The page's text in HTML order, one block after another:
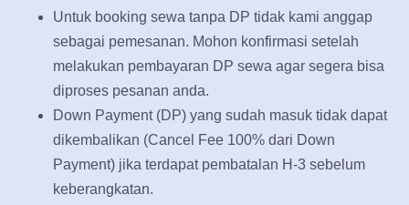
Untuk booking sewa tanpa DP tidak kami anggap
sebagai pemesanan. Mohon konfirmasi setelah
melakukan pembayaran DP sewa agar segera bisa
diproses pesanan anda.
Down Payment (DP) yang sudah masuk tidak dapat
dikembalikan (Cancel Fee 100% dari Down
Payment) jika terdapat pembatalan H-3 sebelum
keberangkatan.